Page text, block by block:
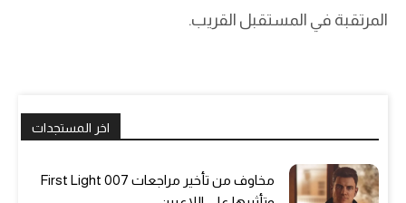
المرتقبة في المستقبل القريب.
اخر المستجدات
مخاوف من تأخير مراجعات 007 First Light